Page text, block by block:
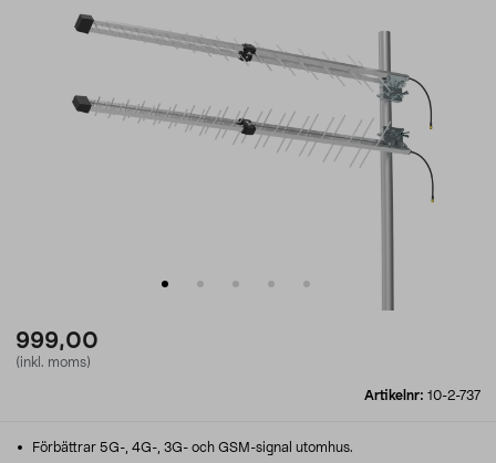
999,00
(inkl. moms)
Artikelnr: 10-2-737
Förbättrar 5G-, 4G-, 3G- och GSM-signal utomhus.